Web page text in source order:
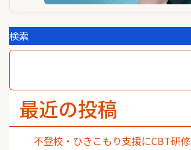
検索
最近の投稿
不登校・ひきこもり支援にCBT研修